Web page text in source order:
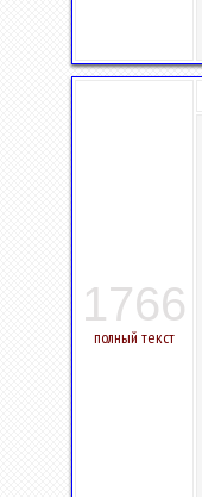
1766
полный текст